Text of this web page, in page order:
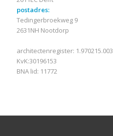
postadres:
Tedingerbroekweg 9
2631NH Nootdorp
architectenregister: 1.970215.003
KvK:30196153
BNA lid: 11772